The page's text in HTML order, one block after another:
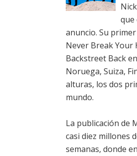
que
anuncio. Su
Never Break Your
Backstreet Back
Noruega, Suiza,
alturas, los dos
mundo.
La publicación de
casi diez millones
semanas, donde